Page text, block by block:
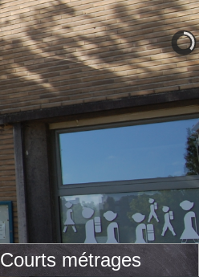
Courts métrages